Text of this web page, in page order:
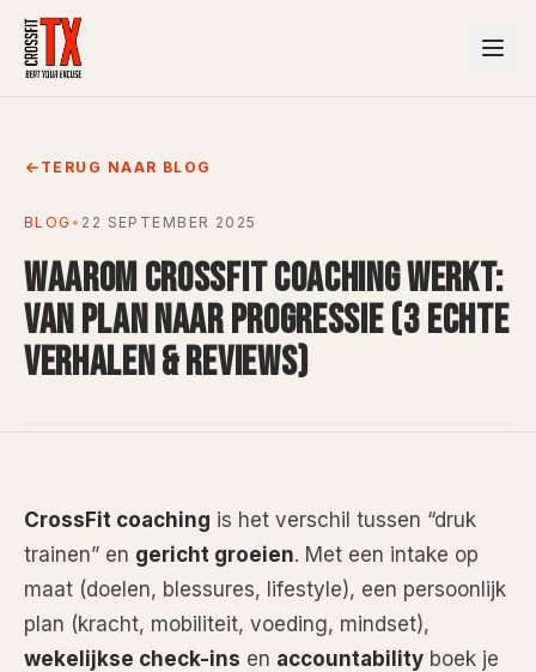
TERUG NAAR BLOG
BLOG • 22 SEPTEMBER 2025
WAAROM CROSSFIT COACHING WERKT:
VAN PLAN NAAR PROGRESSIE (3 ECHTE
VERHALEN & REVIEWS)
CrossFit coaching is het verschil tussen “druk
trainen” en gericht groeien. Met een intake op
maat (doelen, blessures, lifestyle), een persoonlijk
plan (kracht, mobiliteit, voeding, mindset),
wekelijkse check-ins en accountability boek je